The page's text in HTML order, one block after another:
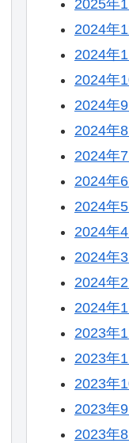
2025年1
2024年
2024年
2024年
2024年9
2024年8
2024年7
2024年6
2024年5
2024年4
2024年3
2024年2
2024年1
2023年
2023年
2023年
2023年9
2023年8